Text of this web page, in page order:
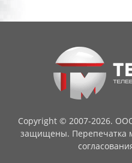
Copyright © 2007-2026.
защищены. Перепечатка